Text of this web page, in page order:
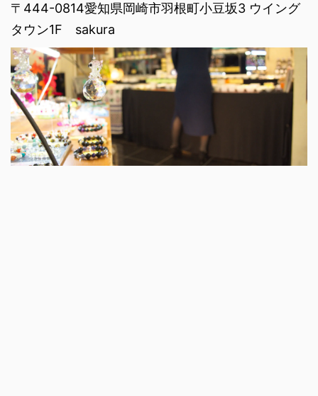
〒444-0814愛知県岡崎市羽根町小豆坂3 ウイング
タウン1F sakura